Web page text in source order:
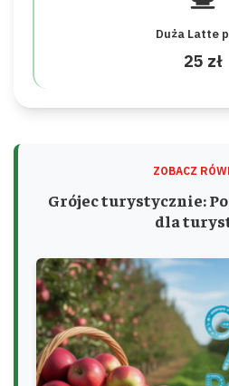
Duża Latte
25 zł
ZOBACZ
Grójec turystycznie:
dla